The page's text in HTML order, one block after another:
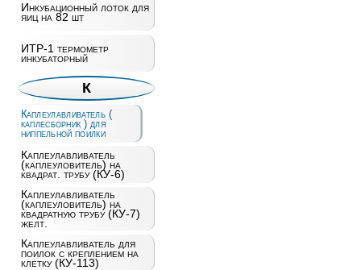
Инкубационный лоток для
яиц на 82 шт
ИТР-1 термометр
инкубаторный
К
Каплеулавливатель (
каплесборник ) для
ниппельной поилки
Каплеулавливатель
(каплеуловитель) на
квадрат. трубу (КУ-6)
Каплеулавливатель
(каплеуловитель) на
квадратную трубу (КУ-7)
желт.
Каплеулавливатель для
поилок с креплением на
клетку (КУ-113)